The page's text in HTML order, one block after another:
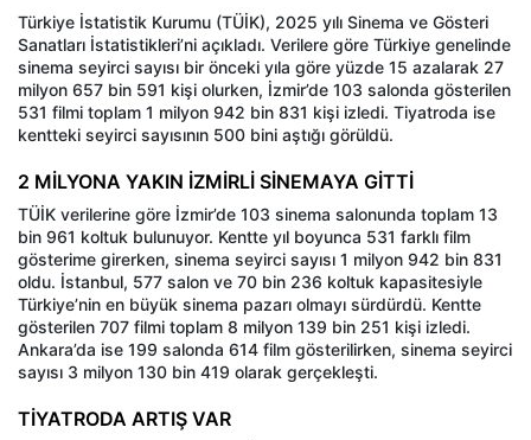
Türkiye İstatistik Kurumu (TÜİK), 2025 yılı Sinema ve Gösteri
Sanatları İstatistikleri’ni açıkladı. Verilere göre Türkiye genelinde
sinema seyirci sayısı bir önceki yıla göre yüzde 15 azalarak 27
milyon 657 bin 591 kişi olurken, İzmir’de 103 salonda gösterilen
531 filmi toplam 1 milyon 942 bin 831 kişi izledi. Tiyatroda ise
kentteki seyirci sayısının 500 bini aştığı görüldü.
2 MİLYONA YAKIN İZMİRLİ SİNEMAYA GİTTİ
TÜİK verilerine göre İzmir’de 103 sinema salonunda toplam 13
bin 961 koltuk bulunuyor. Kentte yıl boyunca 531 farklı film
gösterime girerken, sinema seyirci sayısı 1 milyon 942 bin 831
oldu. İstanbul, 577 salon ve 70 bin 236 koltuk kapasitesiyle
Türkiye’nin en büyük sinema pazarı olmayı sürdürdü. Kentte
gösterilen 707 filmi toplam 8 milyon 139 bin 251 kişi izledi.
Ankara’da ise 199 salonda 614 film gösterilirken, sinema seyirci
sayısı 3 milyon 130 bin 419 olarak gerçekleşti.
TİYATRODA ARTIŞ VAR